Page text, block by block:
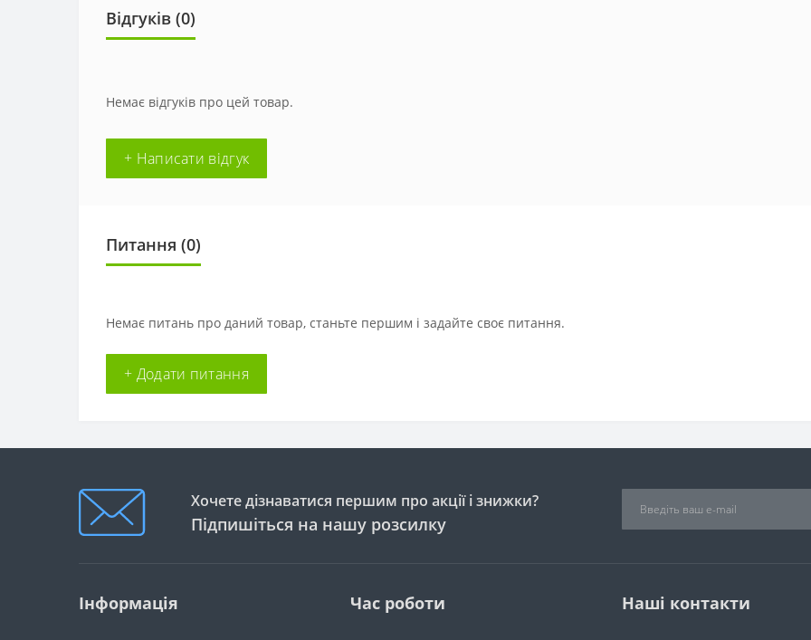
Відгуків (0)
Немає відгуків про цей товар.
+ Написати відгук
Питання (0)
Немає питань про даний товар, станьте першим і задайте своє питання.
+ Додати питання
Хочете дізнаватися першим про акції і знижки?
Підпишіться на нашу розсилку
Інформація Час роботи Наші контакти